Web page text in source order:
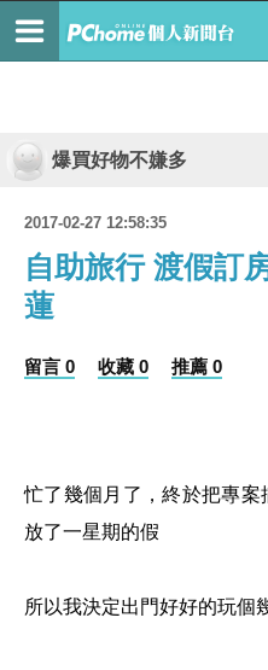
爆買好物不嫌多
2017-02-27 12:58:35
自助旅行 渡假訂
蓮
留言 0 收藏 0 推薦 0
忙了幾個月了，終於把專
放了一星期的假
所以我決定出門好好的玩個